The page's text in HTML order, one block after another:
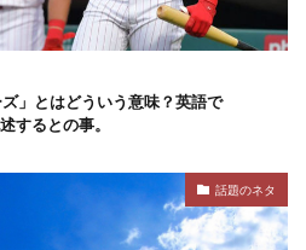
」とはどういう意味？英語で
するとの事。
話題のネタ